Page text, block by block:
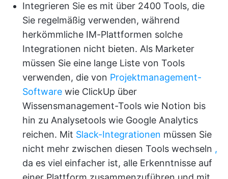
Integrieren Sie es mit über 2400 Tools, die
Sie regelmäßig verwenden, während
herkömmliche IM-Plattformen solche
Integrationen nicht bieten. Als Marketer
müssen Sie eine lange Liste von Tools
verwenden, die von Projektmanagement-
Software wie ClickUp über
Wissensmanagement-Tools wie Notion bis
hin zu Analysetools wie Google Analytics
reichen. Mit Slack-Integrationen müssen Sie
nicht mehr zwischen diesen Tools wechseln ,
da es viel einfacher ist, alle Erkenntnisse auf